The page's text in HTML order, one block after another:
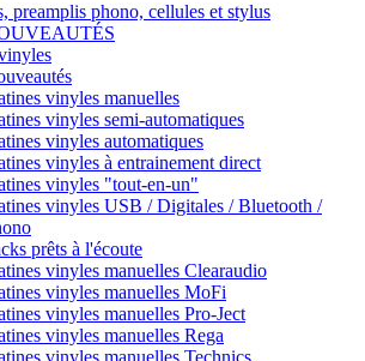
preamplis phono, cellules et stylus
vinyles manuelles
vinyles semi-automatiques
vinyles automatiques
vinyles à entrainement direct
vinyles "tout-en-un"
vinyles USB / Digitales / Bluetooth /
prêts à l'écoute
vinyles manuelles Clearaudio
vinyles manuelles MoFi
vinyles manuelles Pro-Ject
vinyles manuelles Rega
vinyles manuelles Technics